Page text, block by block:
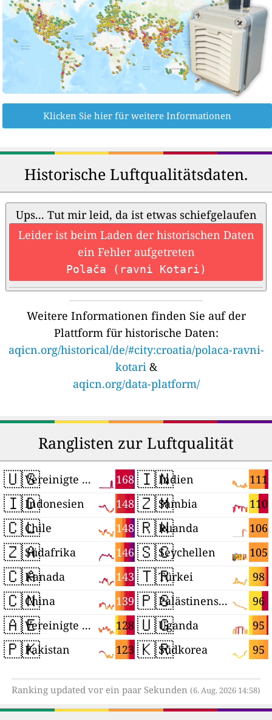
Klicken Sie hier für weitere Informationen
Historische Luftqualitätsdaten.
Ups... Tut mir leid, da ist etwas schiefgelaufen
Leider ist beim Laden der historischen Daten
ein Fehler aufgetreten
Polača (ravni Kotari)
Weitere Informationen finden Sie auf der
Plattform für historische Daten:
aqicn.org/historical/de/#city:croatia/polaca-ravni-
kotari&
aqicn.org/data-platform/
Ranglisten zur Luftqualität
🇺🇸 168
Vereinigte Staaten
🇮🇩 148
Indonesien
🇨🇱 148
Chile
🇿🇦 146
Südafrika
🇨🇦 143
Kanada
🇨🇳 139
China
🇦🇪 128
Vereinigte Arabische Emirate
🇵🇰 123
Pakistan
🇮🇳 111
Indien
🇿🇲 110
Sambia
🇷🇼 106
Ruanda
🇸🇨 105
Seychellen
🇹🇷 98
Türkei
🇵🇸 96
Palästinensische Autonomiegebiete
🇺🇬 95
Uganda
🇰🇷 95
Südkorea
Ranking updated vor ein paar Sekunden (6. Aug. 2026 14:58)